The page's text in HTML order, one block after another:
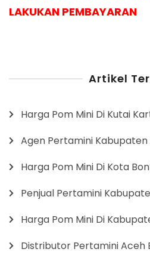
LAKUKAN PEMBAYARAN
Artikel
Harga Pom Mini Di Kutai
Agen Pertamini
Harga Pom Mini Di Kota
Penjual Pertamini
Harga Pom Mini Di
Distributor Pertamini Aceh